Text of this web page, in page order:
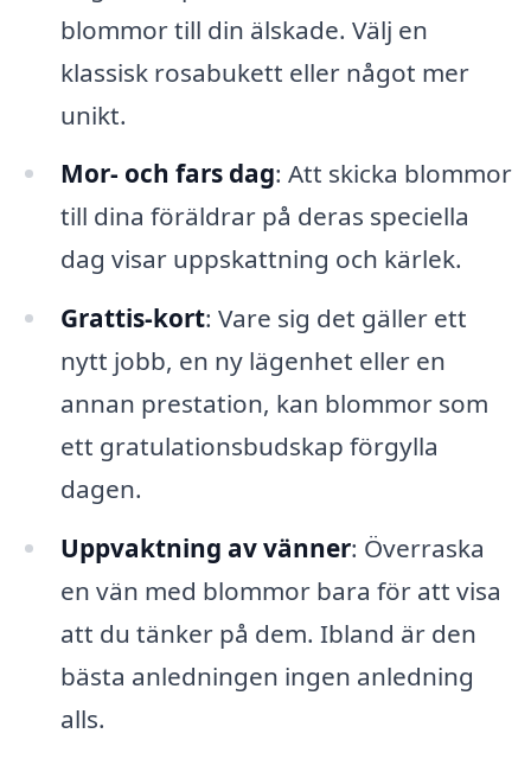
blommor till din älskade. Välj en
klassisk rosabukett eller något mer
unikt.
Mor- och fars dag: Att skicka blommor
till dina föräldrar på deras speciella
dag visar uppskattning och kärlek.
Grattis-kort: Vare sig det gäller ett
nytt jobb, en ny lägenhet eller en
annan prestation, kan blommor som
ett gratulationsbudskap förgylla
dagen.
Uppvaktning av vänner: Överraska
en vän med blommor bara för att visa
att du tänker på dem. Ibland är den
bästa anledningen ingen anledning
alls.